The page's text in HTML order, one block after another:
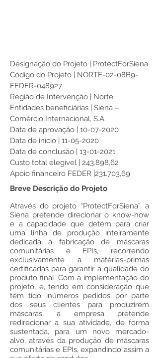
Designação do Projeto | ProtectForSiena
Código do Projeto | NORTE-02-08B9-
FEDER-048927
Região de Intervenção | Norte
Entidades beneficiárias | Siena –
Comércio Internacional, S.A.
Data de aprovação | 10-07-2020
Data de início | 11-05-2020
Data de conclusão | 13-01-2021
Custo total elegível | 243.898,62
Apoio financeiro FEDER |231.703,69
Breve Descrição do Projeto
Através do projeto “ProtectForSiena”, a
Siena pretende direcionar o know-how
e a capacidade que detém para criar
uma linha de produção inteiramente
dedicada à fabricação de máscaras
comunitárias e EPIs, recorrendo
exclusivamente a matérias-primas
certificadas para garantir a qualidade do
produto final. Com a implementação do
projeto, e, tendo em consideração que
têm tido inúmeros pedidos por parte
dos seus clientes para produzirem
máscaras, a empresa pretende
redirecionar a sua atividade, de forma
sustentada, para um novo mercado-
alvo, através da produção de máscaras
comunitárias e EPIs, expandindo assim a